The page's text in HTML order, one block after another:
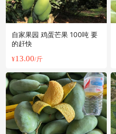
自家果园 鸡蛋芒果 100吨 要
的赶快
¥13.00/斤